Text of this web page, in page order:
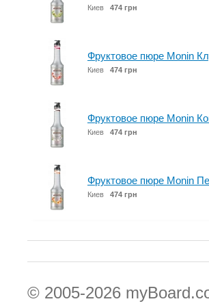
Киев 474 грн
Фруктовое пюре Monin
Киев 474 грн
Фруктовое пюре Monin
Киев 474 грн
Фруктовое пюре Monin
Киев 474 грн
© 2005-2026